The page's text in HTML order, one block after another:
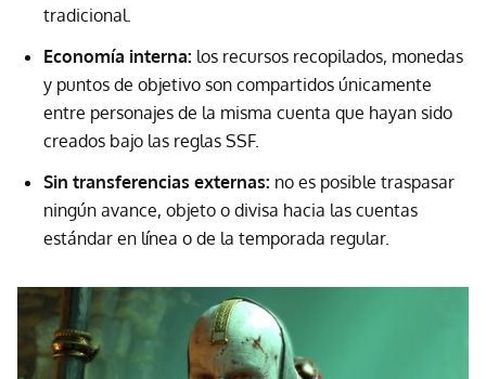
tradicional.
Economía interna: los recursos recopilados, monedas
y puntos de objetivo son compartidos únicamente
entre personajes de la misma cuenta que hayan sido
creados bajo las reglas SSF.
Sin transferencias externas: no es posible traspasar
ningún avance, objeto o divisa hacia las cuentas
estándar en línea o de la temporada regular.